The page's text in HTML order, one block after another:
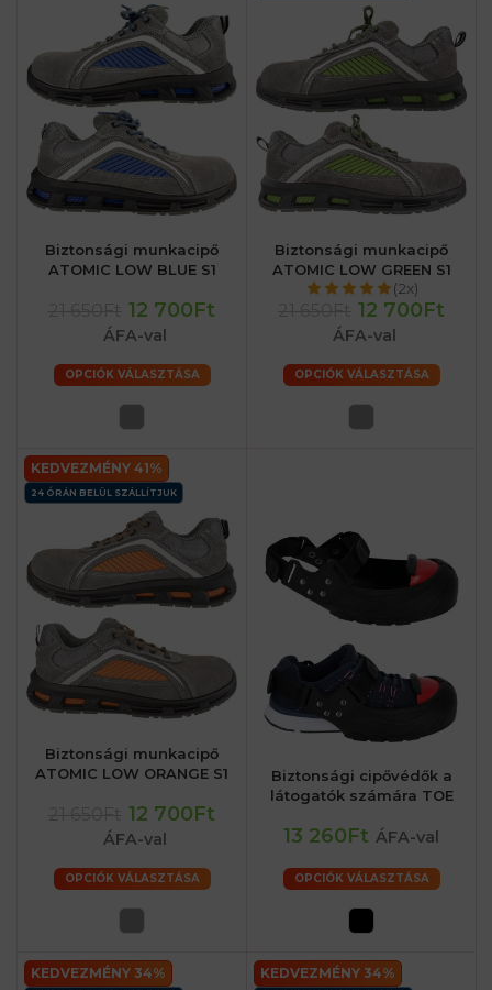
Biztonsági munkacipő
ATOMIC LOW BLUE S1
12 700Ft
ÁFA-val
OPCIÓK VÁLASZTÁSA
Biztonsági munkacipő
ATOMIC LOW GREEN S1
(2x)
12 700Ft
ÁFA-val
OPCIÓK VÁLASZTÁSA
KEDVEZMÉNY 41%
24 ÓRÁN BELÜL SZÁLLÍTJUK
Biztonsági munkacipő
ATOMIC LOW ORANGE S1
12 700Ft
ÁFA-val
OPCIÓK VÁLASZTÁSA
Biztonsági cipővédők a
látogatók számára TOE
13 260Ft ÁFA-val
OPCIÓK VÁLASZTÁSA
KEDVEZMÉNY 34% KEDVEZMÉNY 34%